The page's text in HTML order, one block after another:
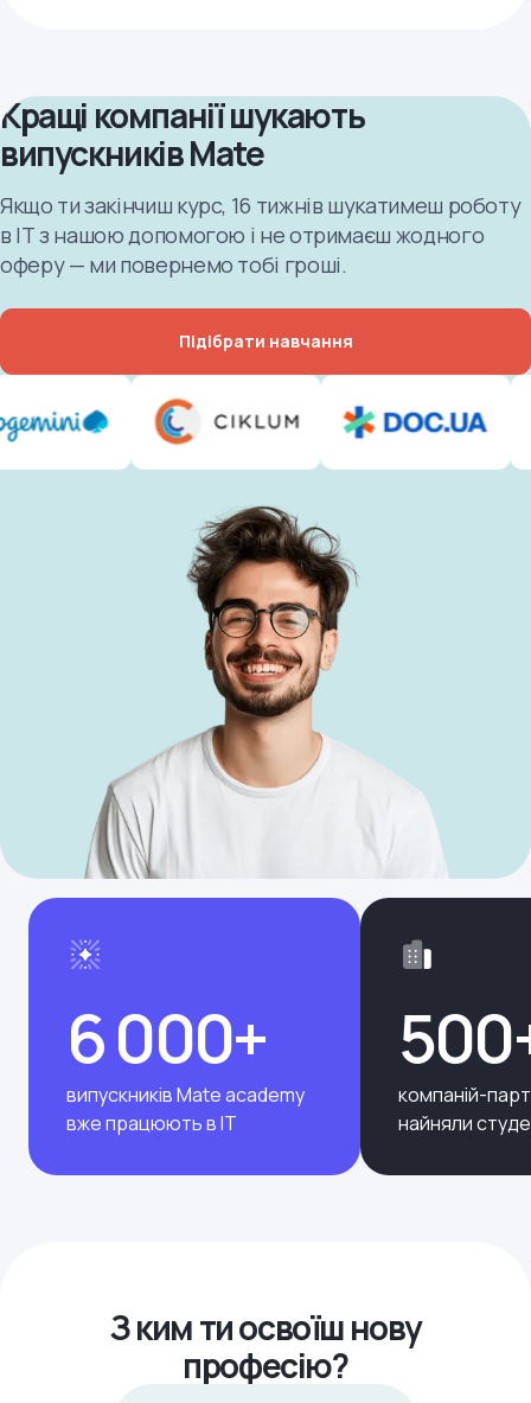
Кращі компанії шукають
випускників Mate
Якщо ти закінчиш курс, 16 тижнів шукатимеш роботу
в ІТ з нашою допомогою і не отримаєш жодного
оферу — ми повернемо тобі гроші.
Підібрати навчання
6 000+
випускників Mate academy
вже працюють в ІТ
компаній-
найняли
З ким ти освоїш нову
професію?